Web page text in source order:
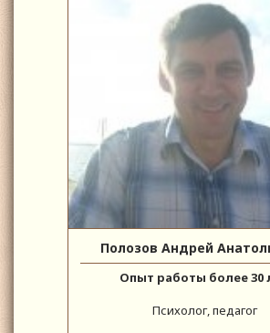
Полозов Андрей
Опыт работы более 30
Психолог, педагог